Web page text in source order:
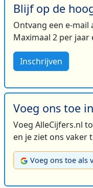
Blijf op de
Ontvang een e-
Maximaal 2 per
Inschrijven
Voeg ons toe
Voeg AlleCijfers.nl
en je ziet ons vaker
Voeg ons toe als